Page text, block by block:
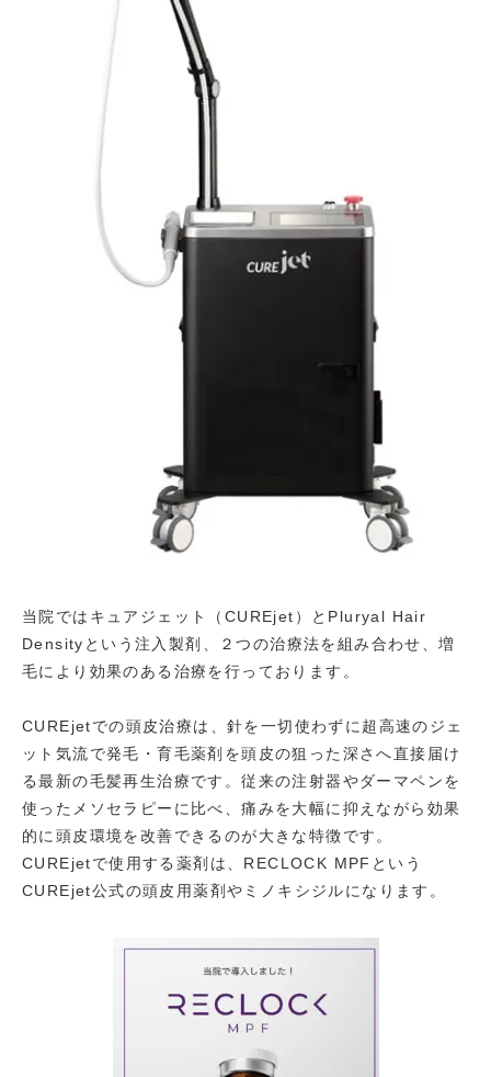
当院ではキュアジェット（CUREjet）とPluryal Hair
Densityという注入製剤、２つの治療法を組み合わせ、増
毛により効果のある治療を行っております。
CUREjetでの頭皮治療は、針を一切使わずに超高速のジェ
ット気流で発毛・育毛薬剤を頭皮の狙った深さへ直接届け
る最新の毛髪再生治療です。従来の注射器やダーマペンを
使ったメソセラピーに比べ、痛みを大幅に抑えながら効果
的に頭皮環境を改善できるのが大きな特徴です。
CUREjetで使用する薬剤は、RECLOCK MPFという
CUREjet公式の頭皮用薬剤やミノキシジルになります。